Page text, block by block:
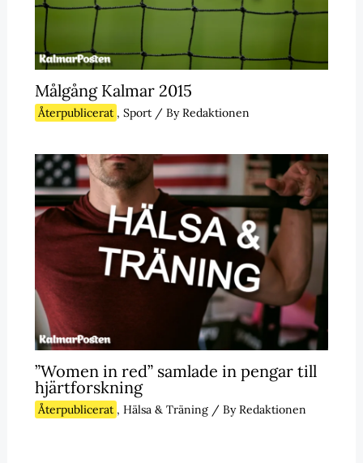
Målgång Kalmar 2015
Återpublicerat , Sport/ ByRedaktionen
”Women in red” samlade in pengar till
hjärtforskning
Återpublicerat , Hälsa & Träning/ ByRedaktionen